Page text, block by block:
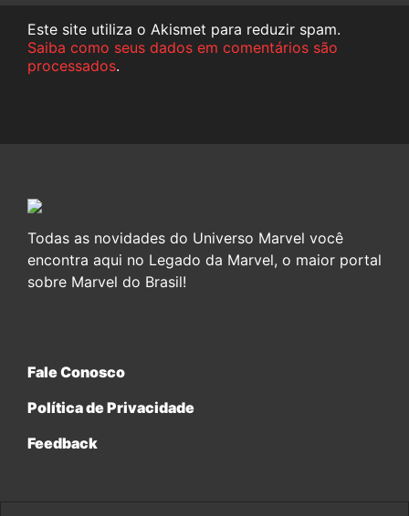
Este site utiliza o Akismet para reduzir spam.
Saiba como seus dados em comentários são
processados.
Todas as novidades do Universo Marvel você
encontra aqui no Legado da Marvel, o maior portal
sobre Marvel do Brasil!
Fale Conosco
Política de Privacidade
Feedback